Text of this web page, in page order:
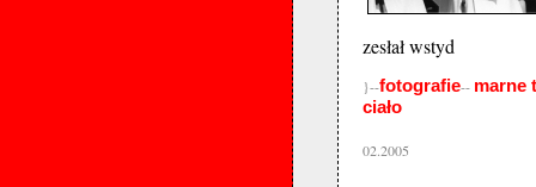
zesłał wstyd
}--fotografie-- marne
ciało
02.2005